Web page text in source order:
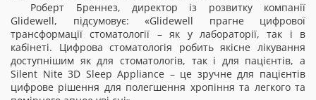
Роберт Бреннез, директор із розвитку компанії
Glidewell, підсумовує: «Glidewell прагне цифрової
трансформації стоматології – як у лабораторії, так і в
кабінеті. Цифрова стоматологія робить якісне лікування
доступнішим як для стоматологів, так і для пацієнтів, а
Silent Nite 3D Sleep Appliance – це зручне для пацієнтів
цифрове рішення для полегшення хропіння та легкого та